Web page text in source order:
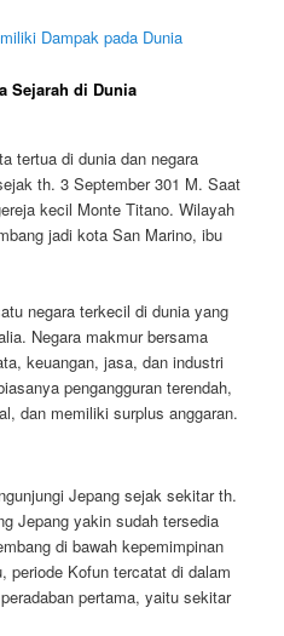
Dampak pada Dunia
Sejarah di Dunia
tertua di dunia dan negara
th. 3 September 301 M. Saat
kecil Monte Titano. Wilayah
jadi kota San Marino, ibu
negara terkecil di dunia yang
Negara makmur bersama
keuangan, jasa, dan industri
pengangguran terendah,
dan memiliki surplus anggaran.
Jepang sejak sekitar th.
Jepang yakin sudah tersedia
di bawah kepemimpinan
periode Kofun tercatat di dalam
pertama, yaitu sekitar